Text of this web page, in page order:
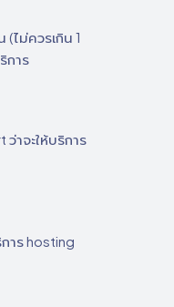
ม่ควรเกิน 1
การ
าจะให้บริการ
าร hosting